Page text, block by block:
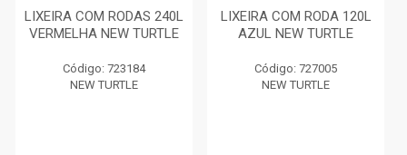
LIXEIRA COM RODAS 240L
VERMELHA NEW TURTLE
Código: 723184
NEW TURTLE
LIXEIRA COM RODA 120L
AZUL NEW TURTLE
Código: 727005
NEW TURTLE